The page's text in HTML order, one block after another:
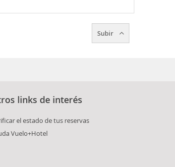
Subir
links de interés
el estado de tus reservas
Vuelo+Hotel